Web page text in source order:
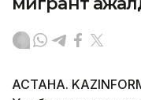
АСТАНА.